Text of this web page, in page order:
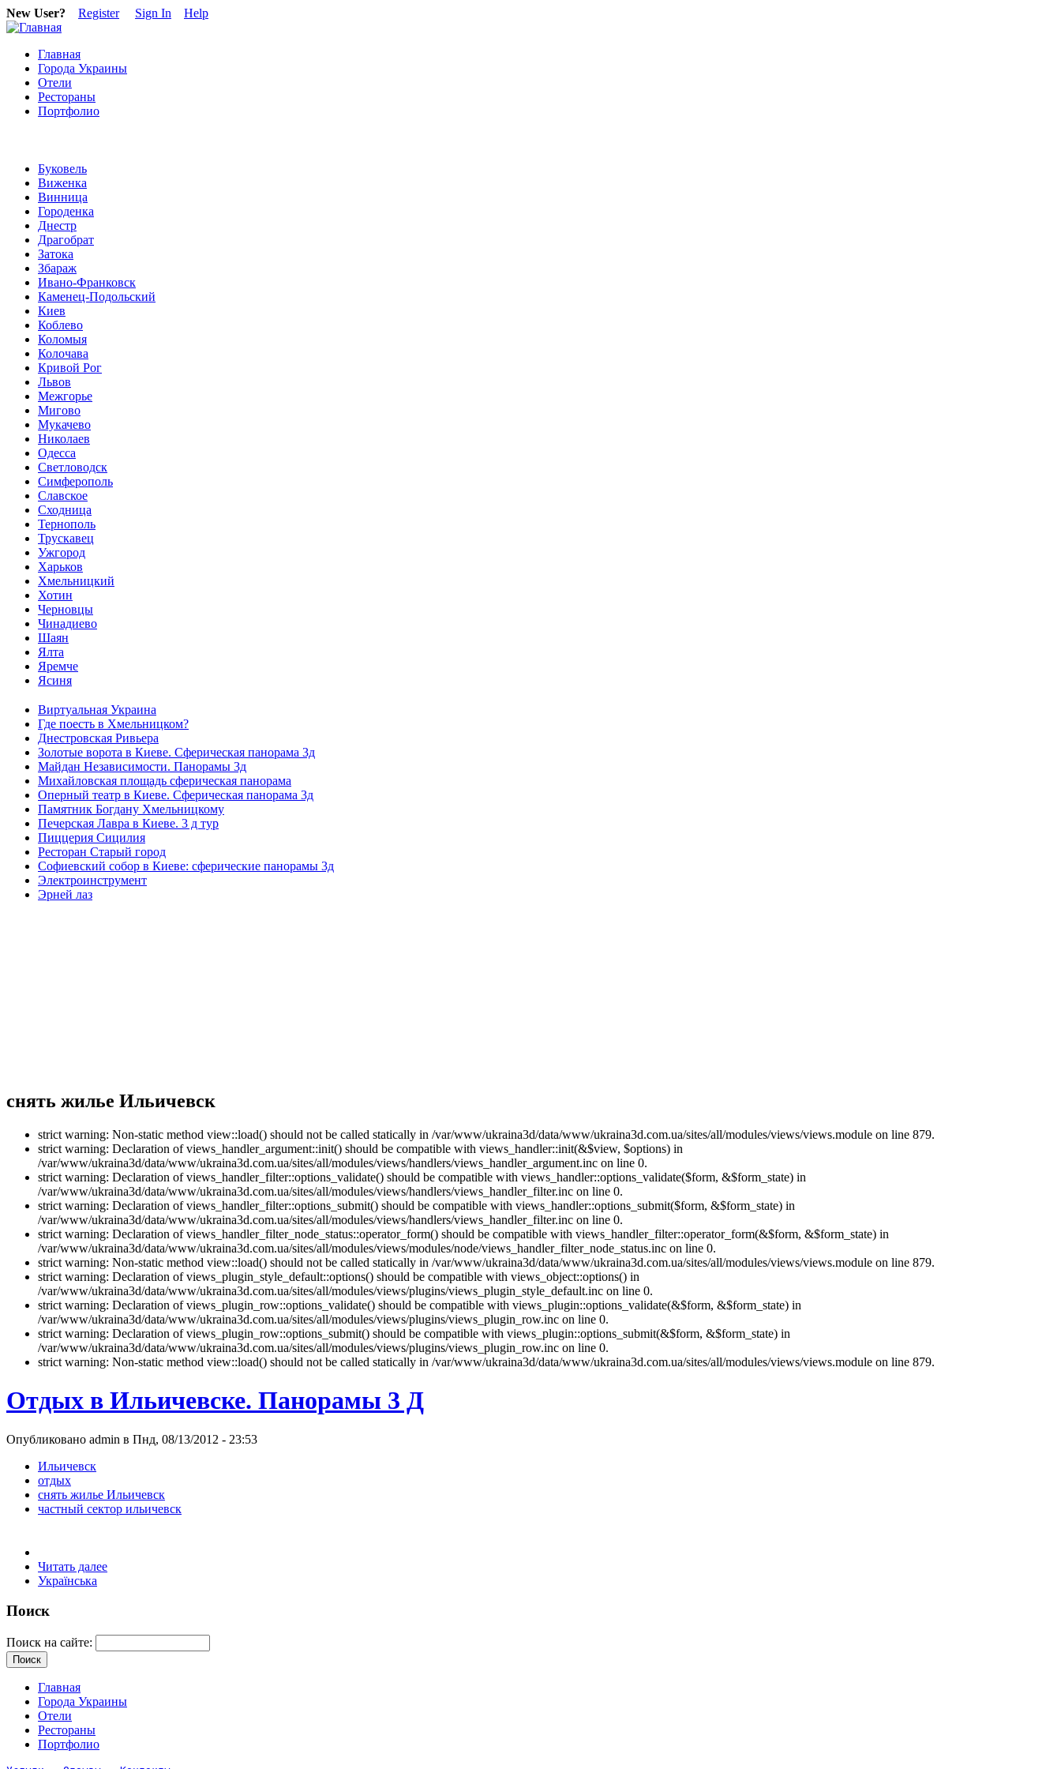
New User? Register Sign In Help
Главная
Города Украины
Отели
Рестораны
Портфолио
Буковель
Виженка
Винница
Городенка
Днестр
Драгобрат
Затока
Збараж
Ивано-Франковск
Каменец-Подольский
Киев
Коблево
Коломыя
Колочава
Кривой Рог
Львов
Межгорье
Мигово
Мукачево
Николаев
Одесса
Светловодск
Симферополь
Славское
Сходница
Тернополь
Трускавец
Ужгород
Харьков
Хмельницкий
Хотин
Черновцы
Чинадиево
Шаян
Ялта
Яремче
Ясиня
Виртуальная Украина
Где поесть в Хмельницком?
Днестровская Ривьера
Золотые ворота в Киеве. Сферическая панорама 3д
Майдан Независимости. Панорамы 3д
Михайловская площадь сферическая панорама
Оперный театр в Киеве. Сферическая панорама 3д
Памятник Богдану Хмельницкому
Печерская Лавра в Киеве. 3 д тур
Пиццерия Сицилия
Ресторан Старый город
Софиевский собор в Киеве: сферические панорамы 3д
Электроинструмент
Эрней лаз
снять жилье Ильичевск
strict warning: Non-static method view::load() should not be called statically in /var/www/ukraina3d/data/www/ukraina3d.com.ua/sites/all/modules/views/views.module on line 879.
strict warning: Declaration of views_handler_argument::init() should be compatible with views_handler::init(&$view, $options) in
/var/www/ukraina3d/data/www/ukraina3d.com.ua/sites/all/modules/views/handlers/views_handler_argument.inc on line 0.
strict warning: Declaration of views_handler_filter::options_validate() should be compatible with views_handler::options_validate($form, &$form_state) in
/var/www/ukraina3d/data/www/ukraina3d.com.ua/sites/all/modules/views/handlers/views_handler_filter.inc on line 0.
strict warning: Declaration of views_handler_filter::options_submit() should be compatible with views_handler::options_submit($form, &$form_state) in
/var/www/ukraina3d/data/www/ukraina3d.com.ua/sites/all/modules/views/handlers/views_handler_filter.inc on line 0.
strict warning: Declaration of views_handler_filter_node_status::operator_form() should be compatible with views_handler_filter::operator_form(&$form, &$form_state) in
/var/www/ukraina3d/data/www/ukraina3d.com.ua/sites/all/modules/views/modules/node/views_handler_filter_node_status.inc on line 0.
strict warning: Non-static method view::load() should not be called statically in /var/www/ukraina3d/data/www/ukraina3d.com.ua/sites/all/modules/views/views.module on line 879.
strict warning: Declaration of views_plugin_style_default::options() should be compatible with views_object::options() in
/var/www/ukraina3d/data/www/ukraina3d.com.ua/sites/all/modules/views/plugins/views_plugin_style_default.inc on line 0.
strict warning: Declaration of views_plugin_row::options_validate() should be compatible with views_plugin::options_validate(&$form, &$form_state) in
/var/www/ukraina3d/data/www/ukraina3d.com.ua/sites/all/modules/views/plugins/views_plugin_row.inc on line 0.
strict warning: Declaration of views_plugin_row::options_submit() should be compatible with views_plugin::options_submit(&$form, &$form_state) in
/var/www/ukraina3d/data/www/ukraina3d.com.ua/sites/all/modules/views/plugins/views_plugin_row.inc on line 0.
strict warning: Non-static method view::load() should not be called statically in /var/www/ukraina3d/data/www/ukraina3d.com.ua/sites/all/modules/views/views.module on line 879.
Отдых в Ильичевске. Панорамы 3 Д
Опубликовано admin в Пнд, 08/13/2012 - 23:53
Ильичевск
отдых
снять жилье Ильичевск
частный сектор ильичевск
Читать далее
Українська
Поиск
Поиск на сайте:
Главная
Города Украины
Отели
Рестораны
Портфолио